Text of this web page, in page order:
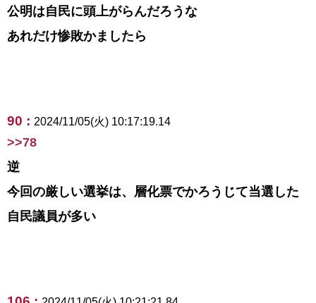
公明は自民に頭上がらんだろうな
あれだけ惨敗かましたら
90 : 2024/11/05(火) 10:17:19.14
>>78
逆
今回の厳しい選挙は、層化票でかろうじて当選した
自民議員が多い